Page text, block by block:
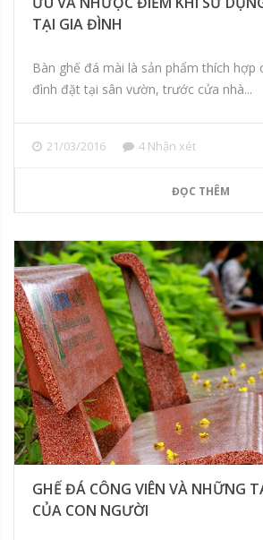
TẠI GIA ĐÌNH
Bàn ghế đá mài là sản phẩm thích hợp
đình đặt tại sân vườn, trước cửa nhà...
21/03/2016 4 Nhận xét
ĐỌC THÊM
GHẾ ĐÁ CÔNG VIÊN VÀ NHỮNG
CỦA CON NGƯỜI